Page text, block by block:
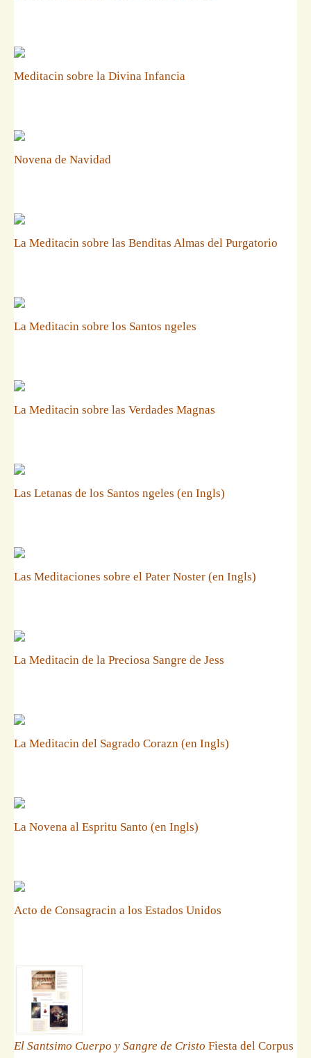
Meditacin sobre la Divina Infancia
Novena de Navidad
La Meditacin sobre las Benditas Almas del Purgatorio
La Meditacin sobre los Santos ngeles
La Meditacin sobre las Verdades Magnas
Las Letanas de los Santos ngeles (en Ingls)
Las Meditaciones sobre el Pater Noster (en Ingls)
La Meditacin de la Preciosa Sangre de Jess
La Meditacin del Sagrado Corazn (en Ingls)
La Novena al Espritu Santo (en Ingls)
Acto de Consagracin a los Estados Unidos
El Santsimo Cuerpo y Sangre de Cristo Fiesta del Corpus